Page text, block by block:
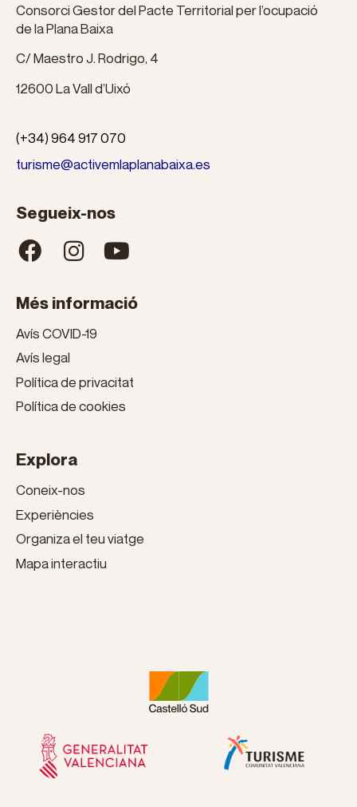
Consorci Gestor del Pacte Territorial per l’ocupació
de la Plana Baixa
C/ Maestro J. Rodrigo, 4
12600 La Vall d’Uixó
(+34) 964 917 070
turisme@activemlaplanabaixa.es
Segueix-nos
Més informació
Avís COVID-19
Avís legal
Política de privacitat
Política de cookies
Explora
Coneix-nos
Experiències
Organiza el teu viatge
Mapa interactiu